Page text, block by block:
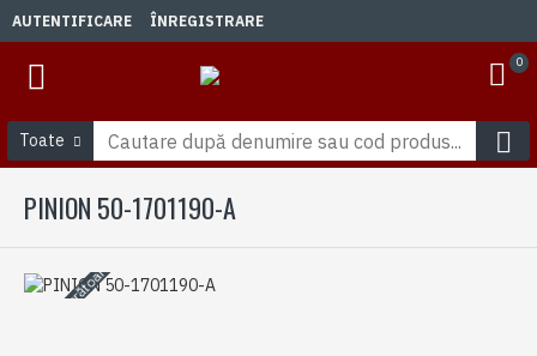
AUTENTIFICARE ÎNREGISTRARE
0
Toate
PINION 50-1701190-A
3-5 zile lucrătoare